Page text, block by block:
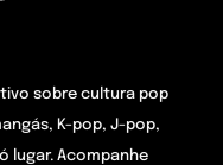
sobre cultura pop
K-pop, J-pop,
lugar. Acompanhe